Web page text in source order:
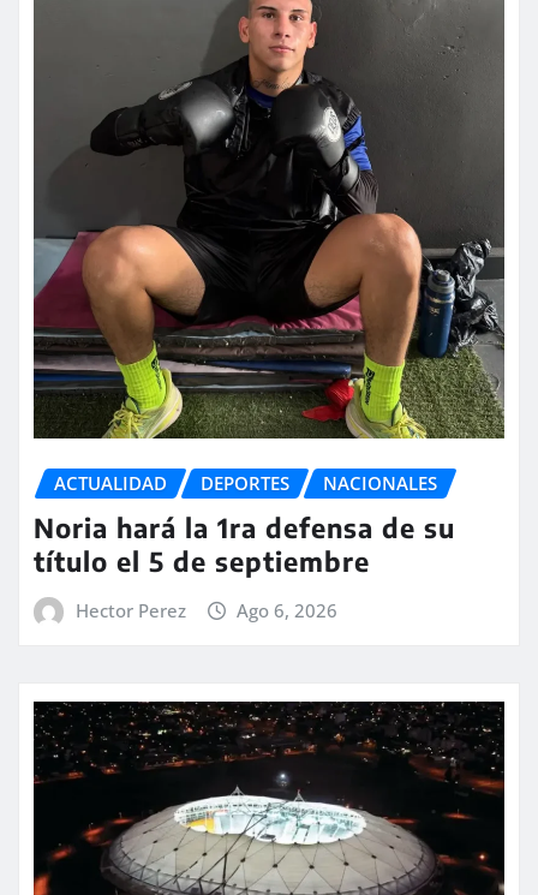
ACTUALIDAD DEPORTES NACIONALES
Noria hará la 1ra defensa de su
título el 5 de septiembre
Hector Perez Ago 6, 2026